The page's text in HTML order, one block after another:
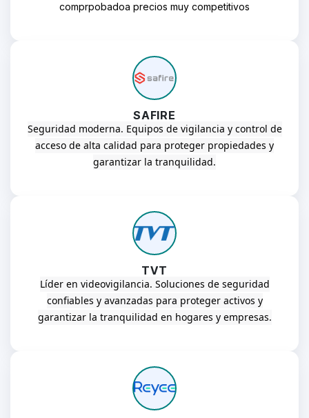
comprpobadoa precios muy competitivos
SAFIRE
Seguridad moderna. Equipos de vigilancia y control de
acceso de alta calidad para proteger propiedades y
garantizar la tranquilidad.
TVT
Líder en videovigilancia. Soluciones de seguridad
confiables y avanzadas para proteger activos y
garantizar la tranquilidad en hogares y empresas.